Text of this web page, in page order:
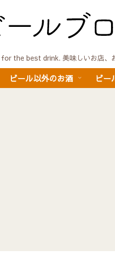
the best drink. 美味しいお店、
ビール以外のお酒 ビー